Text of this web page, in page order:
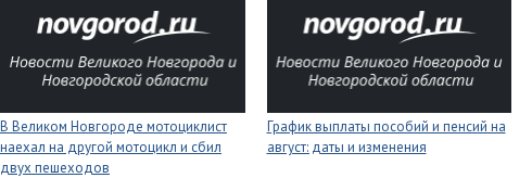
В Великом Новгороде мотоциклист
наехал на другой мотоцикл и сбил
двух пешеходов
График выплаты пособий и пенсий на
август: даты и изменения